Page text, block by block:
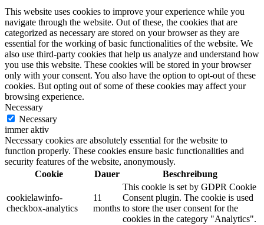
This website uses cookies to improve your experience while you
navigate through the website. Out of these, the cookies that are
categorized as necessary are stored on your browser as they are
essential for the working of basic functionalities of the website. We
also use third-party cookies that help us analyze and understand how
you use this website. These cookies will be stored in your browser
only with your consent. You also have the option to opt-out of these
cookies. But opting out of some of these cookies may affect your
browsing experience.
Necessary
Necessary
immer aktiv
Necessary cookies are absolutely essential for the website to
function properly. These cookies ensure basic functionalities and
security features of the website, anonymously.
Cookie
Dauer Beschreibung
cookielawinfo-
checkbox-analytics
11
months
This cookie is set by GDPR Cookie
Consent plugin. The cookie is used
to store the user consent for the
cookies in the category "Analytics".